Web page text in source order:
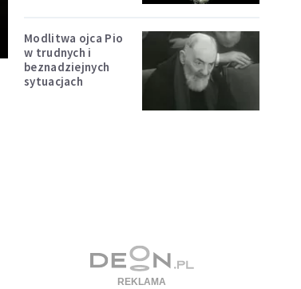
Modlitwa ojca Pio
w trudnych i
beznadziejnych
sytuacjach